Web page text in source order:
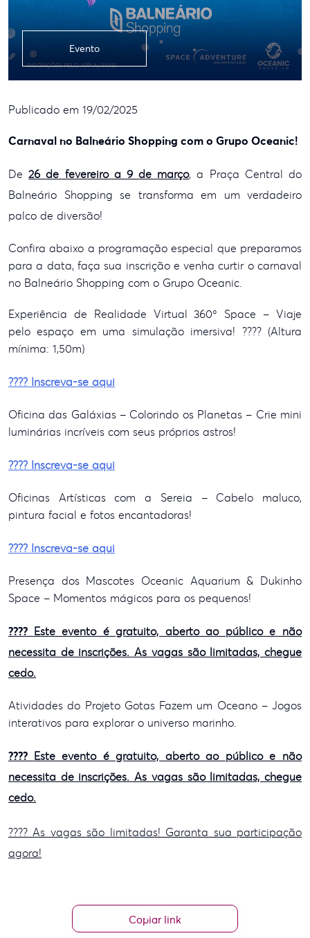
Evento
Publicado em 19/02/2025
Carnaval no Balneário Shopping com o Grupo Oceanic!
De26 de fevereiro a 9 de março, a Praça Central do
Balneário Shopping se transforma em um verdadeiro
palco de diversão!
Confira abaixo a programação especial que preparamos
para a data, faça sua inscrição e venha curtir o carnaval
no Balneário Shopping com o Grupo Oceanic.
Experiência de Realidade Virtual 360º Space – Viaje
pelo espaço em uma simulação imersiva! ???? (Altura
mínima: 1,50m)
???? Inscreva-se aqui
Oficina das Galáxias – Colorindo os Planetas – Crie mini
luminárias incríveis com seus próprios astros!
???? Inscreva-se aqui
Oficinas Artísticas com a Sereia – Cabelo maluco,
pintura facial e fotos encantadoras!
???? Inscreva-se aqui
Presença dos Mascotes Oceanic Aquarium & Dukinho
Space – Momentos mágicos para os pequenos!
???? Este evento é gratuito, aberto ao público e não
necessita de inscrições. As vagas são limitadas, chegue
cedo.
Atividades do Projeto Gotas Fazem um Oceano – Jogos
interativos para explorar o universo marinho.
???? Este evento é gratuito, aberto ao público e não
necessita de inscrições. As vagas são limitadas, chegue
cedo.
???? As vagas são limitadas! Garanta sua participação
agora!
Copiar link